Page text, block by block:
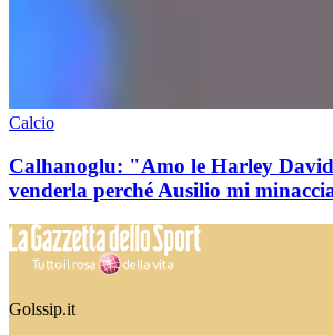
Calcio
Calhanoglu: "Amo le Harley
venderla perché Ausilio mi
Golssip.it